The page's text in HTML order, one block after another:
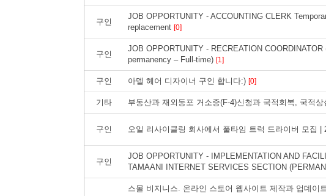
구인
JOB OPPORTUNITY - ACCOUNTING CLERK
replacement [0]
구인
JOB OPPORTUNITY - RECREATION
permanency – Full-time) [1]
구인 아델 헤어 디자이너 구인 합니다:) [0]
기타 부동산과 재외동포 거소증(F-4)신청과 국적회복, 국적상
구인 오일 리사이클링 회사에서 풀타임 트럭 드라이버 모집 |
구인
JOB OPPORTUNITY - IMPLEMENTATION AND
TAMAANI INTERNET SERVICES SECTION
스몰 비지니스. 온라인 스토어 웹사이트 제작과 업데이